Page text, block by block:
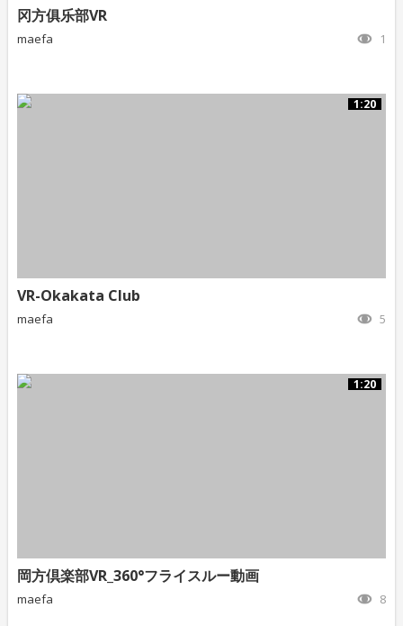
冈方俱乐部VR
maefa 1
1:20
VR-Okakata Club
maefa 5
1:20
岡方倶楽部VR_360°フライスルー動画
maefa 8